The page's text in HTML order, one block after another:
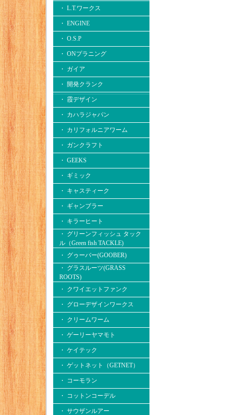
・ L.T.ワークス
・ ENGINE
・ O.S.P
・ ONプラニング
・ ガイア
・ 開発クランク
・ 霞デザイン
・ カハラジャパン
・ カリフォルニアワーム
・ ガンクラフト
・ GEEKS
・ ギミック
・ キャスティーク
・ ギャンブラー
・ キラーヒート
・ グリーンフィッシュ タック
ル（Green fish TACKLE)
・ グゥーバー(GOOBER)
・ グラスルーツ(GRASS
ROOTS)
・ クワイエットファンク
・ グローデザインワークス
・ クリームワーム
・ ゲーリーヤマモト
・ ケイテック
・ ゲットネット（GETNET）
・ コーモラン
・ コットンコーデル
・ サウザンルアー